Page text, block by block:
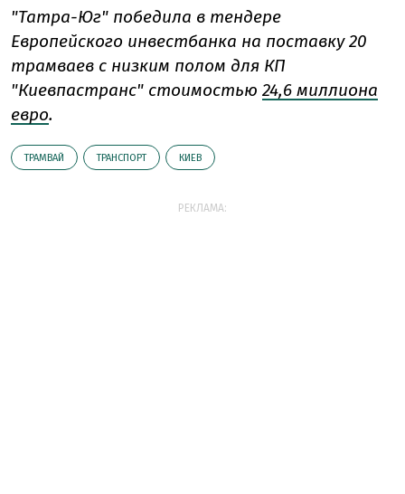
"Татра-Юг" победила в тендере
Европейского инвестбанка на поставку 20
трамваев с низким полом для КП
"Киевпастранс" стоимостью 24,6 миллиона
евро.
ТРАМВАЙ ТРАНСПОРТ КИЕВ
РЕКЛАМА: